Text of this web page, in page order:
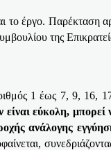
το έργο. Παρέκταση
της
1 έως 7, 9, 16,
εύκολη, μπορεί
ανάλογης